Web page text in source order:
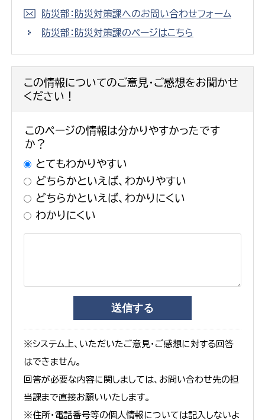
防災部：防災対策課へのお問い合わせフォーム
防災部：防災対策課のページはこちら
この情報についてのご意見・ご感想をお聞かせ
ください！
このページの情報は分かりやすかったです
か？
とてもわかりやすい
どちらかといえば、わかりやすい
どちらかといえば、わかりにくい
わかりにくい
※システム上、いただいたご意見・ご感想に対する回答
はできません。
回答が必要な内容に関しましては、お問い合わせ先の担
当課まで直接お願いいたします。
※住所・電話番号等の個人情報については記入しないよ